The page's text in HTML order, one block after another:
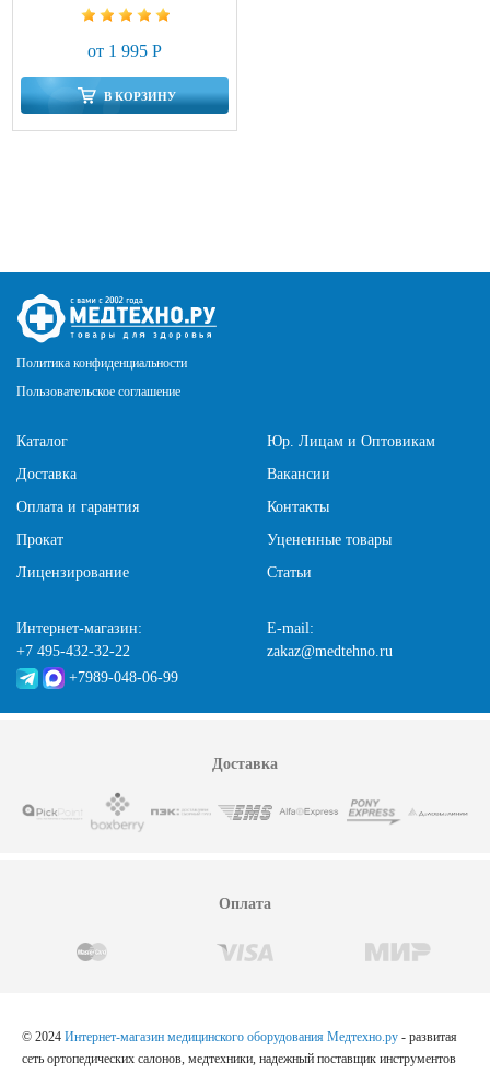
от 1 995 Р
В КОРЗИНУ
Политика конфиденциальности
Пользовательское соглашение
Каталог
Доставка
Оплата и гарантия
Прокат
Лицензирование
Юр. Лицам и Оптовикам
Вакансии
Контакты
Уцененные товары
Статьи
Интернет-магазин:
+7 495-432-32-22
+7989-048-06-99
E-mail:
zakaz@medtehno.ru
Доставка
Оплата
© 2024 Интернет-магазин медицинского оборудования Медтехно.ру - развитая
сеть ортопедических салонов, медтехники, надежный поставщик инструментов